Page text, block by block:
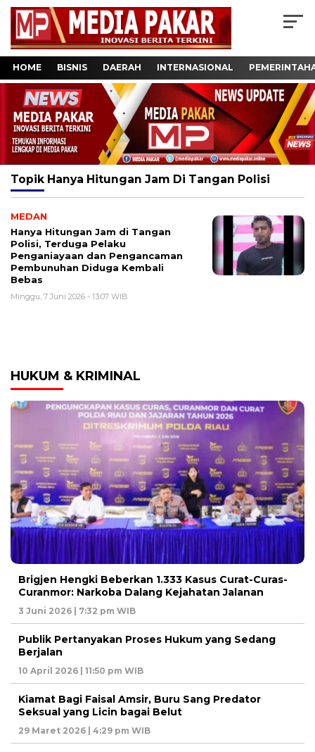
HOME BISNIS DAERAH INTERNASIONAL
Topik Hanya Hitungan Jam Di Tangan Polisi
MEDAN
Hanya Hitungan Jam di Tangan
Polisi, Terduga Pelaku
Penganiayaan dan Pengancaman
Pembunuhan Diduga Kembali
Bebas
Minggu, 7 Juni 2026 - 13:07 WIB
HUKUM & KRIMINAL
Brigjen Hengki Beberkan 1.333 Kasus Curat-Curas-
Curanmor: Narkoba Dalang Kejahatan Jalanan
3 Juni 2026 | 7:32 pm WIB
Publik Pertanyakan Proses Hukum yang Sedang
Berjalan
10 April 2026 | 11:50 pm WIB
Kiamat Bagi Faisal Amsir, Buru Sang Predator
Seksual yang Licin bagai Belut
29 Maret 2026 | 4:29 pm WIB